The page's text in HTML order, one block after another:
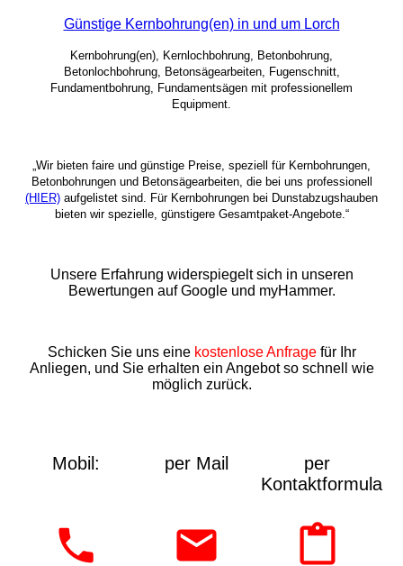
Günstige Kernbohrung(en) in und um Lorch
Kernbohrung(en), Kernlochbohrung, Betonbohrung,
Betonlochbohrung, Betonsägearbeiten, Fugenschnitt,
Fundamentbohrung, Fundamentsägen mit professionellem
Equipment.
„Wir bieten faire und günstige Preise, speziell für Kernbohrungen,
Betonbohrungen und Betonsägearbeiten, die bei uns professionell
(HIER) aufgelistet sind. Für Kernbohrungen bei Dunstabzugshauben
bieten wir spezielle, günstigere Gesamtpaket-Angebote.“
Unsere Erfahrung widerspiegelt sich in unseren
Bewertungen auf Google und myHammer.
Schicken Sie uns eine kostenlose Anfragefür Ihr
Anliegen, und Sie erhalten ein Angebot so schnell wie
möglich zurück.
Mobil: per Mail
per
Kontaktformular: